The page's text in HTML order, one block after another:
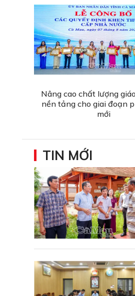
Nâng cao chất lượng
nền tảng cho giai đoạn
mới
TIN MỚI